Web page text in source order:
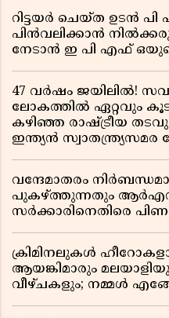
റിട്ടയർ ചെയ്ത ഉടൻ
പിൻവലിക്കാൻ
നേടാൻ ഇ പി എഫ്
47 വർഷം ജയിലിൽ!
ലോകത്തിൽ ഏറ്റവും
കഴിഞ്ഞ രാഷ്ട്രീയ
ഇന്ത്യൻ സ്വാതന്ത്ര്യസമര
വന്ദേമാതരം
പുകഴ്ത്തുന്നതും
സർക്കാരിനെതിരെ
ക്രിമിനലുകൾ
ആയങ്കിമാരും
വീഴ്ചകളും; നമ്മൾ